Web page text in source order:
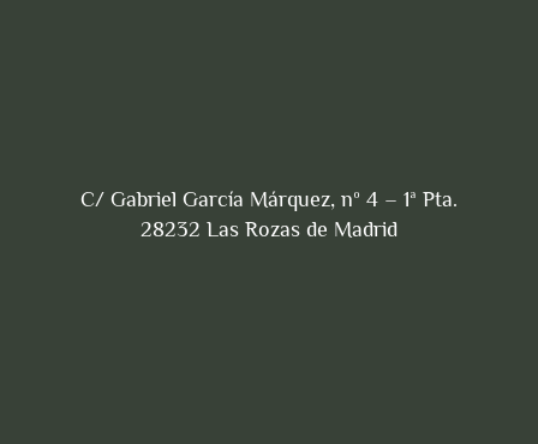
C/ Gabriel García Márquez, nº 4 – 1ª Pta.
28232 Las Rozas de Madrid